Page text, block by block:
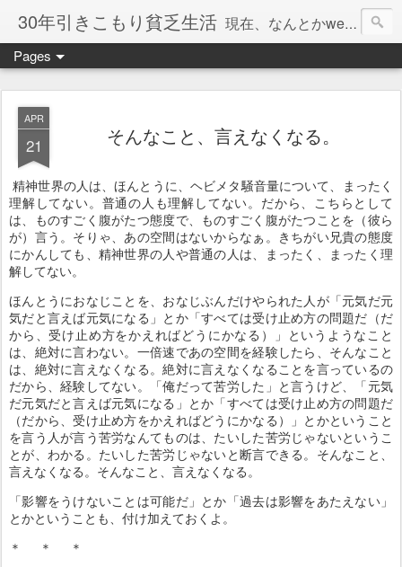
30年引きこもり貧乏生活 現在、なんとかweb系の仕事で食べています。このブログで扱う問題は「この世とはなにか」「人生とはなにか」「人間とはなにか」「強迫神経症の原因と解決法」「うつ病の原因と寄り添う方法」「家族の問題」などについてです。
Pages
APR
21 そんなこと、言えなくなる。
精神世界の人は、ほんとうに、ヘビメタ騒音量について、まったく
理解してない。普通の人も理解してない。だから、こちらとして
は、ものすごく腹がたつ態度で、ものすごく腹がたつことを（彼ら
が）言う。そりゃ、あの空間はないからなぁ。きちがい兄貴の態度
にかんしても、精神世界の人や普通の人は、まったく、まったく理
解してない。
ほんとうにおなじことを、おなじぶんだけやられた人が「元気だ元
気だと言えば元気になる」とか「すべては受け止め方の問題だ（だ
から、受け止め方をかえればどうにかなる）」というようなこと
は、絶対に言わない。一倍速であの空間を経験したら、そんなこと
は、絶対に言えなくなる。絶対に言えなくなることを言っているの
だから、経験してない。「俺だって苦労した」と言うけど、「元気
だ元気だと言えば元気になる」とか「すべては受け止め方の問題だ
（だから、受け止め方をかえればどうにかなる）」とかということ
を言う人が言う苦労なんてものは、たいした苦労じゃないというこ
とが、わかる。たいした苦労じゃないと断言できる。そんなこと、
言えなくなる。そんなこと、言えなくなる。
「影響をうけないことは可能だ」とか「過去は影響をあたえない」
とかということも、付け加えておくよ。
＊ ＊ ＊